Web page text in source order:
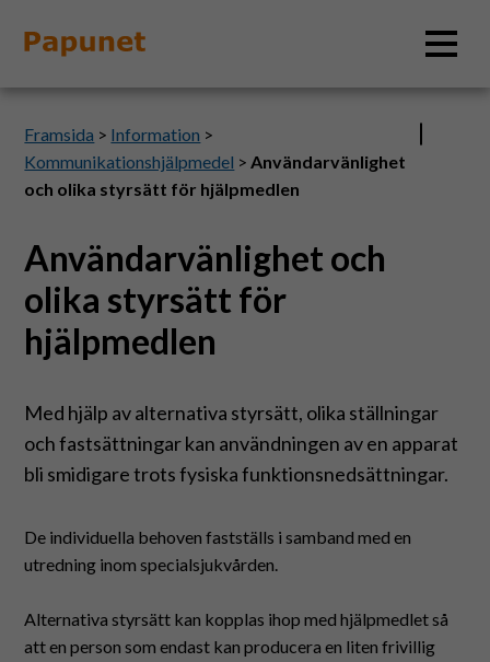
Material
Bildverktyg
Tillgänglighet
In English
Framsida > Information >
Kommunikationshjälpmedel >Användarvänlighet
och olika styrsätt för hjälpmedlen
Användarvänlighet och
olika styrsätt för
hjälpmedlen
Med hjälp av alternativa styrsätt, olika ställningar
och fastsättningar kan användningen av en apparat
bli smidigare trots fysiska funktionsnedsättningar.
De individuella behoven fastställs i samband med en
utredning inom specialsjukvården.
Alternativa styrsätt kan kopplas ihop med hjälpmedlet så
att en person som endast kan producera en liten frivillig